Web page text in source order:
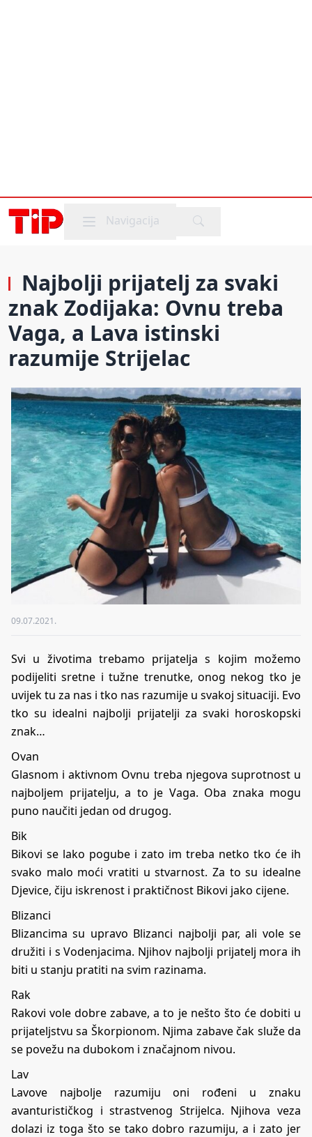
Mobile menu
Navigacija
Najbolji prijatelj za svaki
znak Zodijaka: Ovnu treba
Vaga, a Lava istinski
razumije Strijelac
09.07.2021.
Svi u životima trebamo prijatelja s kojim možemo
podijeliti sretne i tužne trenutke, onog nekog tko je
uvijek tu za nas i tko nas razumije u svakoj situaciji. Evo
tko su idealni najbolji prijatelji za svaki horoskopski
znak…
Ovan
Glasnom i aktivnom Ovnu treba njegova suprotnost u
najboljem prijatelju, a to je Vaga. Oba znaka mogu
puno naučiti jedan od drugog.
Bik
Bikovi se lako pogube i zato im treba netko tko će ih
svako malo moći vratiti u stvarnost. Za to su idealne
Djevice, čiju iskrenost i praktičnost Bikovi jako cijene.
Blizanci
Blizancima su upravo Blizanci najbolji par, ali vole se
družiti i s Vodenjacima. Njihov najbolji prijatelj mora ih
biti u stanju pratiti na svim razinama.
Rak
Rakovi vole dobre zabave, a to je nešto što će dobiti u
prijateljstvu sa Škorpionom. Njima zabave čak služe da
se povežu na dubokom i značajnom nivou.
Lav
Lavove najbolje razumiju oni rođeni u znaku
avanturističkog i strastvenog Strijelca. Njihova veza
dolazi iz toga što se tako dobro razumiju, a i zato jer